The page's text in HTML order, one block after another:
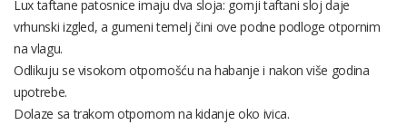
Lux taftane patosnice imaju dva sloja: gornji taftani sloj daje
vrhunski izgled, a gumeni temelj čini ove podne podloge otpornim
na vlagu.
Odlikuju se visokom otpornošću na habanje i nakon više godina
upotrebe.
Dolaze sa trakom otpornom na kidanje oko ivica.